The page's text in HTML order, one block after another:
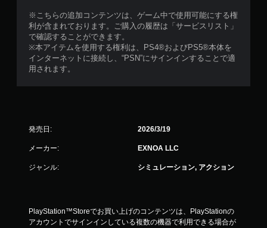
※こちらの追加コンテンツは、ゲーム中で使用可能にする権
利が含まれております。ご購入の履歴は「サービスリスト」
で確認することができます。
※本アイテムを使用する権利は、PS4®およびPS5®本体を
インターネットに接続し、“PSN”にサインインすることで適
用されます。
発売日: 2026/3/19
メーカー: EXNOA LLC
ジャンル: シミュレーション, アクション
PlayStation™Storeでお買い上げのコンテンツは、PlayStationの
アカウントでサインインしている複数の機器で利用できる場合が